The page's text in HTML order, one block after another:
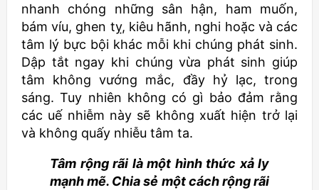
nhanh chóng những sân hận, ham muốn,
bám víu, ghen tỵ, kiêu hãnh, nghi hoặc và các
tâm lý bực bội khác mỗi khi chúng phát sinh.
Dập tắt ngay khi chúng vừa phát sinh giúp
tâm không vướng mắc, đầy hỷ lạc, trong
sáng. Tuy nhiên không có gì bảo đảm rằng
các uế nhiễm này sẽ không xuất hiện trở lại
và không quấy nhiễu tâm ta.
Tâm rộng rãi là một hình thức xả ly
mạnh mẽ. Chia sẻ một cách rộng rãi